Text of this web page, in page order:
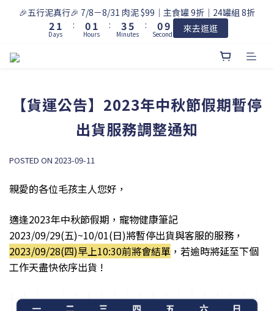
🎉五行泥真行🎉 7/8－8/31 肉泥 $99｜主食罐 9折｜24罐組 8折
3
2
1
2
1
0
Days
:
1
0
2
1
0
Hours
:
4
3
2
6
5
4
Minutes
:
1
09
8
3
2
1
Seconds 來去逛逛
【貨運公告】2023年中秋節假期暫停
出貨服務調整通知
POSTED ON 2023-09-11
親愛的各位毛孩主人您好，
適逢2023年中秋節假期，寵物健康筆記
2023/09/29(五)~10/01(日)將暫停出貨與客服的服務 ，
2023/09/28(四)早上10:30前將會結單 ，若逾時將延至下個
工作天盡快依序出貨 !